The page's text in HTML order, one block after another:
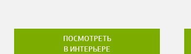
ПОСМОТРЕТЬ
В ИНТЕРЬЕРЕ